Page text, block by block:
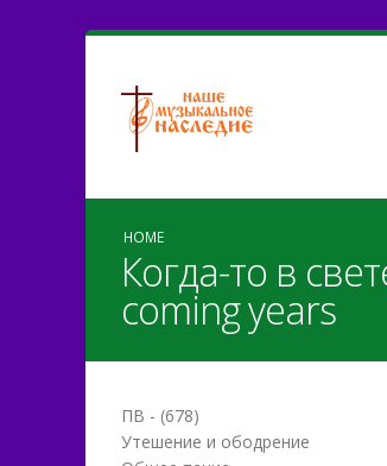
HOME
Когда-то в
coming years
ПВ - (678)
Утешение и ободрение